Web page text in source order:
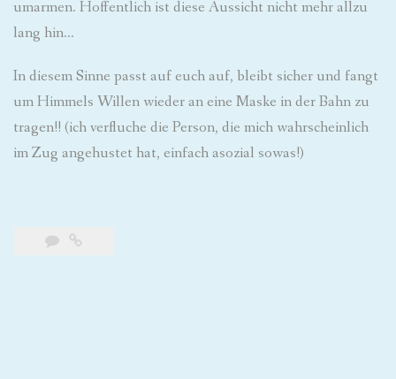
umarmen. Hoffentlich ist diese Aussicht nicht mehr allzu
lang hin…
In diesem Sinne passt auf euch auf, bleibt sicher und fangt
um Himmels Willen wieder an eine Maske in der Bahn zu
tragen!! (ich verfluche die Person, die mich wahrscheinlich
im Zug angehustet hat, einfach asozial sowas!)